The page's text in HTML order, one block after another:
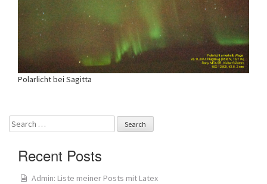
Polarlicht bei Sagitta
Search
for:
Recent Posts
Admin: Liste meiner Posts mit Latex